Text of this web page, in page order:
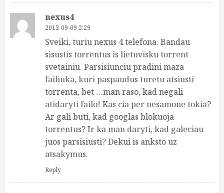
nexus4
2013-09-09 2:29
Sveiki, turiu nexus 4 telefona. Bandau
sisustis torrentus is lietuvisku torrent
svetainiu. Parsisiunciu pradini maza
failiuka, kuri paspaudus turetu atsiusti
torrenta, bet …man raso, kad negali
atidaryti failo! Kas cia per nesamone tokia?
Ar gali buti, kad googlas blokuoja
torrentus? Ir ka man daryti, kad galeciau
juos parsisiusti? Dekui is anksto uz
atsakymus.
Reply